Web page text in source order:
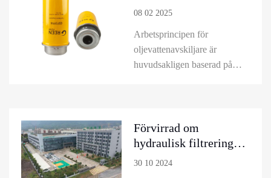
hårda förhållanden.
bränslevattenavskiljare?
08 02 2025
Arbetsprincipen för
oljevattenavskiljare är
huvudsakligen baserad på
Efter att det oljiga
avloppsvattnet kommer in i
Förvirrad om
hydraulisk filtrering?
Knäck dimman och bli
30 10 2024